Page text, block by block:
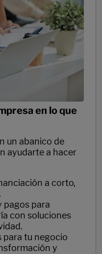
en lo que
un abanico de
ayudarte a hacer
a corto,
pagos para
con soluciones
para tu negocio
y